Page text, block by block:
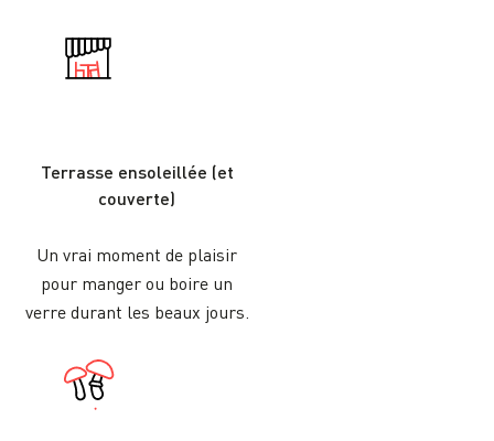
Terrasse ensoleillée (et
couverte)
Un vrai moment de plaisir
pour manger ou boire un
verre durant les beaux jours.